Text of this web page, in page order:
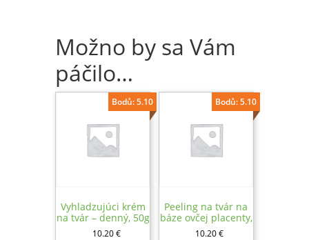
Možno by sa Vám
páčilo…
Vyhladzujúci krém
na tvár – denný, 50g
10.20€
Bodů: 5.10
Peeling na tvár na
báze ovčej placenty,
80g
10.20€
Bodů: 5.10